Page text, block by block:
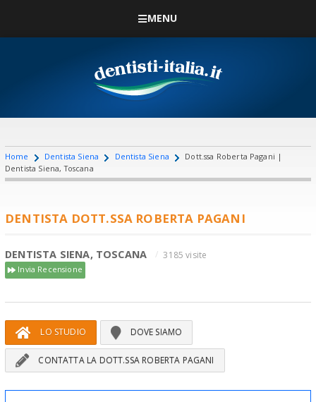
MENU
Home Dentista Siena Dentista Siena
Dott.ssa Roberta Pagani |
Dentista Siena, Toscana
DENTISTA DOTT.SSA ROBERTA PAGANI
DENTISTA SIENA, TOSCANA 3185 visite
Invia Recensione
LO STUDIO DOVE SIAMO
CONTATTA LA DOTT.SSA ROBERTA PAGANI